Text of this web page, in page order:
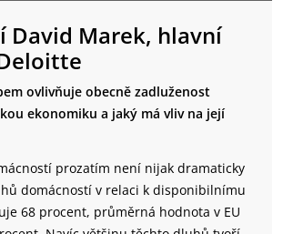
David Marek, hlavní
ovlivňuje obecně zadluženost
ekonomiku a jaký má vliv na její
prozatím není nijak dramaticky
domácností v relaci k disponibilnímu
68 procent, průměrná hodnota v EU